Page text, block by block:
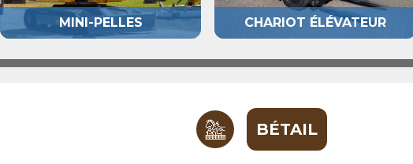
MINI-PELLES CHARIOT ÉLÉVATEUR
BÉTAIL